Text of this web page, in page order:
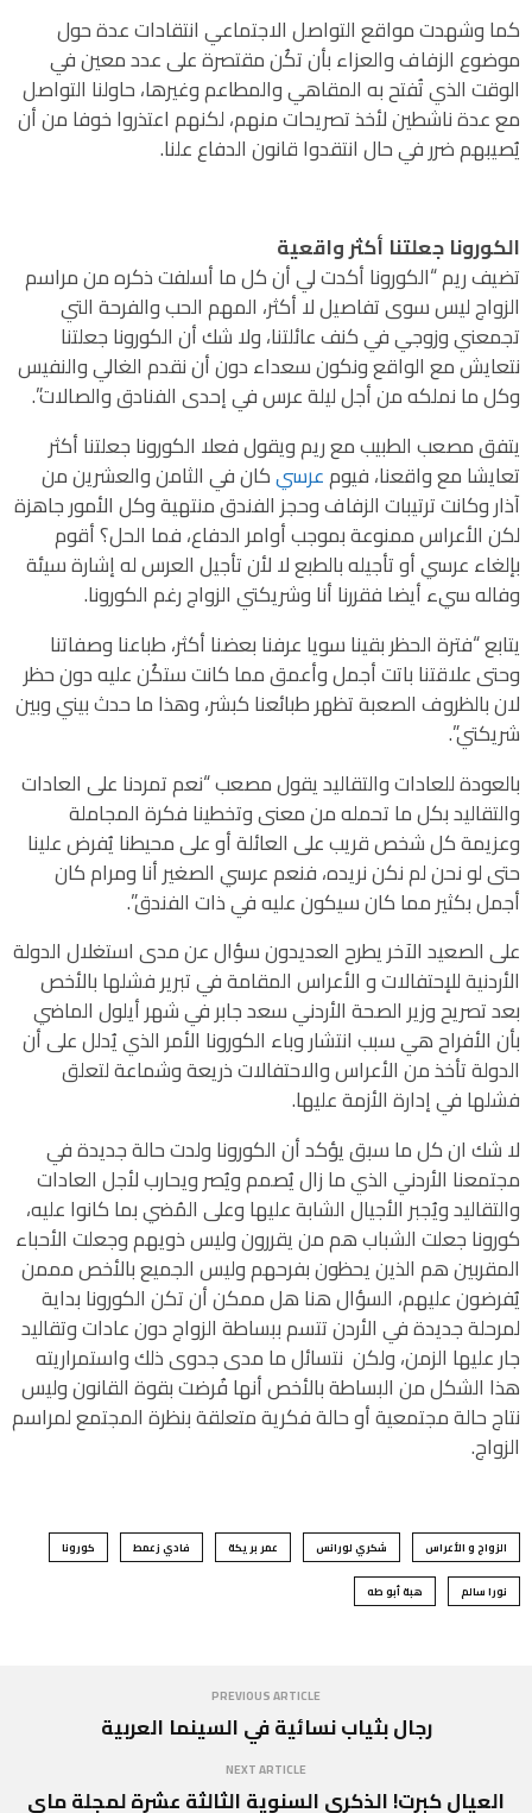
كما وشهدت مواقع التواصل الاجتماعي انتقادات عدة حول
موضوع الزفاف والعزاء بأن تكُن مقتصرة على عدد معين في
الوقت الذي تُفتح به المقاهي والمطاعم وغيرها، حاولنا التواصل
مع عدة ناشطين لأخذ تصريحات منهم، لكنهم اعتذروا خوفا من أن
يُصيبهم ضرر في حال انتقدوا قانون الدفاع علنا.
الكورونا جعلتنا أكثر واقعية
تضيف ريم “الكورونا أكدت لي أن كل ما أسلفت ذكره من مراسم
الزواج ليس سوى تفاصيل لا أكثر، المهم الحب والفرحة التي
تجمعني وزوجي في كنف عائلتنا، ولا شك أن الكورونا جعلتنا
نتعايش مع الواقع ونكون سعداء دون أن نقدم الغالي والنفيس
وكل ما نملكه من أجل ليلة عرس في إحدى الفنادق والصالات”.
يتفق مصعب الطبيب مع ريم ويقول فعلا الكورونا جعلتنا أكثر
تعايشا مع واقعنا، فيومعرسيكان في الثامن والعشرين من
آذار وكانت ترتيبات الزفاف وحجز الفندق منتهية وكل الأمور جاهزة
لكن الأعراس ممنوعة بموجب أوامر الدفاع، فما الحل؟ أقوم
بإلغاء عرسي أو تأجيله بالطبع لا لأن تأجيل العرس له إشارة سيئة
وفاله سيء أيضا فقررنا أنا وشريكتي الزواج رغم الكورونا.
يتابع “فترة الحظر بقينا سويا عرفنا بعضنا أكثر، طباعنا وصفاتنا
وحتى علاقتنا باتت أجمل وأعمق مما كانت ستكُن عليه دون حظر
لان بالظروف الصعبة تظهر طبائعنا كبشر، وهذا ما حدث بيني وبين
شريكتي”.
بالعودة للعادات والتقاليد يقول مصعب “نعم تمردنا على العادات
والتقاليد بكل ما تحمله من معنى وتخطينا فكرة المجاملة
وعزيمة كل شخص قريب على العائلة أو على محيطنا يُفرض علينا
حتى لو نحن لم نكن نريده، فنعم عرسي الصغير أنا ومرام كان
أجمل بكثير مما كان سيكون عليه في ذات الفندق”.
على الصعيد الآخر يطرح العديدون سؤال عن مدى استغلال الدولة
الأردنية للإحتفالات و الأعراس المقامة في تبرير فشلها بالأخص
بعد تصريح وزير الصحة الأردني سعد جابر في شهر أيلول الماضي
بأن الأفراح هي سبب انتشار وباء الكورونا الأمر الذي يُدلل على أن
الدولة تأخذ من الأعراس والاحتفالات ذريعة وشماعة لتعلق
فشلها في إدارة الأزمة عليها.
لا شك ان كل ما سبق يؤكد أن الكورونا ولدت حالة جديدة في
مجتمعنا الأردني الذي ما زال يُصمم ويُصر ويحارب لأجل العادات
والتقاليد ويُجبر الأجيال الشابة عليها وعلى المُضي بما كانوا عليه،
كورونا جعلت الشباب هم من يقررون وليس ذويهم وجعلت الأحباء
المقربين هم الذين يحظون بفرحهم وليس الجميع بالأخص مممن
يُفرضون عليهم، السؤال هنا هل ممكن أن تكن الكورونا بداية
لمرحلة جديدة في الأردن تتسم ببساطة الزواج دون عادات وتقاليد
جار عليها الزمن، ولكن نتسائل ما مدى جدوى ذلك واستمراريته
هذا الشكل من البساطة بالأخص أنها فُرضت بقوة القانون وليس
نتاج حالة مجتمعية أو حالة فكرية متعلقة بنظرة المجتمع لمراسم
الزواج.
الزواج و الأعراس شكري لورانس عمر بريكة فادي زعمط كورونا
نورا سالم هبة أبو طه
PREVIOUS ARTICLE
رجال بثياب نسائية في السينما العربية
NEXT ARTICLE
العيال كبرت! الذكرى السنوية الثالثة عشرة لمجلة ماي